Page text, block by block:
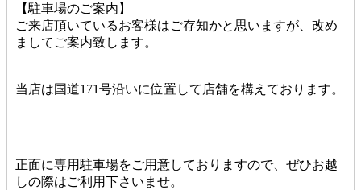
【駐車場のご案内】
ご来店頂いているお客様はご存知かと思いますが、改め
ましてご案内致します。
当店は国道171号沿いに位置して店舗を構えております。
正面に専用駐車場をご用意しておりますので、ぜひお越
しの際はご利用下さいませ。